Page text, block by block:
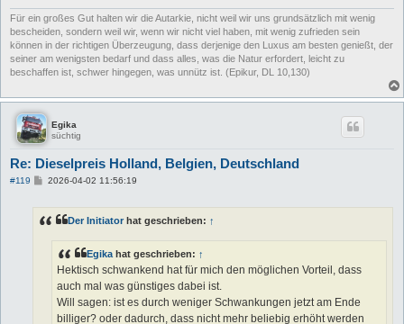
Für ein großes Gut halten wir die Autarkie, nicht weil wir uns grundsätzlich mit wenig
bescheiden, sondern weil wir, wenn wir nicht viel haben, mit wenig zufrieden sein
können in der richtigen Überzeugung, dass derjenige den Luxus am besten genießt, der
seiner am wenigsten bedarf und dass alles, was die Natur erfordert, leicht zu
beschaffen ist, schwer hingegen, was unnütz ist. (Epikur, DL 10,130)
Egika
süchtig
Re: Dieselpreis Holland, Belgien, Deutschland
#119
B
r
2026-04-02 11:56:19
Der Initiator hat geschrieben: ↑
Egika hat geschrieben: ↑
Hektisch schwankend hat für mich den möglichen Vorteil, dass
auch mal was günstiges dabei ist.
Will sagen: ist es durch weniger Schwankungen jetzt am Ende
billiger? oder dadurch, dass nicht mehr beliebig erhöht werden